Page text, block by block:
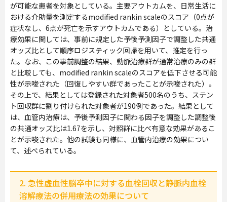
が可能な患者を対象としている。主要アウトカムを、日常生活に
おける介助量を測定するmodified rankin scaleのスコア（0点が
症状なし、6点が死亡を示すアウトカムである）としている。治
療効果に関しては、事前に規定した予後予測因子で調整した共通
オッズ比として順序ロジスティック回帰を用いて、推定を行っ
た。なお、この事前調整の結果、動脈治療群が通常治療のみの群
と比較しても、modified rankin scaleのスコアを低下させる可能
性が示唆された（回復しやすい群であったことが示唆された）。
その上で、結果としては登録された対象者500名のうち、ステン
ト回収群に割り付けられた対象者が190例であった。結果として
は、血管内治療は、予後予測因子に関わる因子を調整した調整後
の共通オッズ比は1.67を示し、対照群に比べ有意な効果があるこ
とが示唆された。他の試験も同様に、血管内治療の効果につい
て、述べられている。
2. 急性虚血性脳卒中に対する血栓回収と静脈内血栓
溶解療法の併用療法の効果について